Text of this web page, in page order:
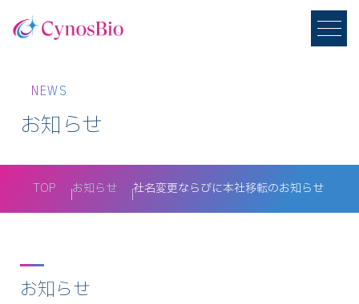
NEWS
お知らせ
TOP お知らせ 社名変更ならびに本社移転のお知らせ
お知らせ